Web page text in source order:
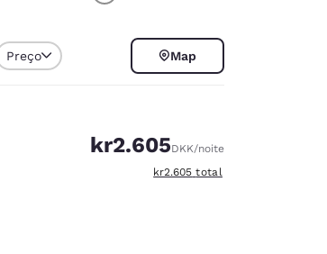
Preço Map
kr2.605DKK/noite
Exibir detalhes do total
kr2.605 total